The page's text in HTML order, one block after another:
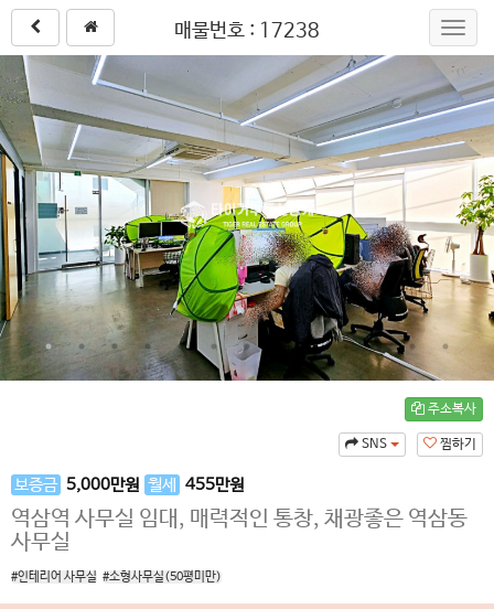
매물번호 : 17238
주소복사
찜하기
SNS
보증금 5,000만원 월세 455만원
역삼역 사무실 임대, 매력적인 통창, 채광좋은 역삼동
사무실
#인테리어 사무실 #소형사무실(50평미만)